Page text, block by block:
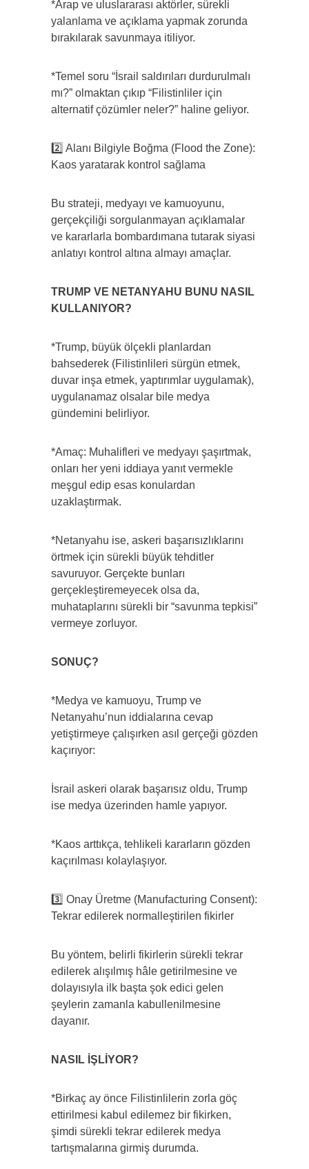
*Arap ve uluslararası aktörler, sürekli
yalanlama ve açıklama yapmak zorunda
bırakılarak savunmaya itiliyor.
*Temel soru “İsrail saldırıları durdurulmalı
mı?” olmaktan çıkıp “Filistinliler için
alternatif çözümler neler?” haline geliyor.
2️⃣ Alanı Bilgiyle Boğma (Flood the Zone):
Kaos yaratarak kontrol sağlama
Bu strateji, medyayı ve kamuoyunu,
gerçekçiliği sorgulanmayan açıklamalar
ve kararlarla bombardımana tutarak siyasi
anlatıyı kontrol altına almayı amaçlar.
TRUMP VE NETANYAHU BUNU NASIL
KULLANIYOR?
*Trump, büyük ölçekli planlardan
bahsederek (Filistinlileri sürgün etmek,
duvar inşa etmek, yaptırımlar uygulamak),
uygulanamaz olsalar bile medya
gündemini belirliyor.
*Amaç: Muhalifleri ve medyayı şaşırtmak,
onları her yeni iddiaya yanıt vermekle
meşgul edip esas konulardan
uzaklaştırmak.
*Netanyahu ise, askeri başarısızlıklarını
örtmek için sürekli büyük tehditler
savuruyor. Gerçekte bunları
gerçekleştiremeyecek olsa da,
muhataplarını sürekli bir “savunma tepkisi”
vermeye zorluyor.
SONUÇ?
*Medya ve kamuoyu, Trump ve
Netanyahu’nun iddialarına cevap
yetiştirmeye çalışırken asıl gerçeği gözden
kaçırıyor:
İsrail askeri olarak başarısız oldu, Trump
ise medya üzerinden hamle yapıyor.
*Kaos arttıkça, tehlikeli kararların gözden
kaçırılması kolaylaşıyor.
3️⃣ Onay Üretme (Manufacturing Consent):
Tekrar edilerek normalleştirilen fikirler
Bu yöntem, belirli fikirlerin sürekli tekrar
edilerek alışılmış hâle getirilmesine ve
dolayısıyla ilk başta şok edici gelen
şeylerin zamanla kabullenilmesine
dayanır.
NASIL İŞLİYOR?
*Birkaç ay önce Filistinlilerin zorla göç
ettirilmesi kabul edilemez bir fikirken,
şimdi sürekli tekrar edilerek medya
tartışmalarına girmiş durumda.